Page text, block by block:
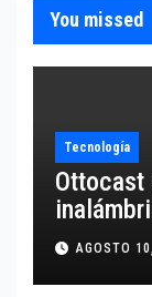
You missed
Tecnología
Ottocast
13 para
AGOSTO